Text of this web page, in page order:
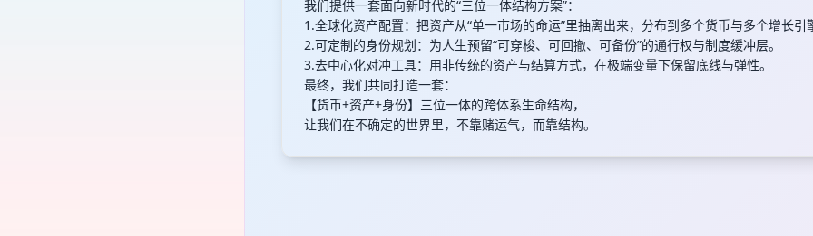
我们提供一套面向新时代的“三位一体结构方案”：
1.全球化资产配置：把资产从“单一市场的命运”里抽离出来，分布到多个货币与多个增长引
2.可定制的身份规划：为人生预留“可穿梭、可回撤、可备份”的通行权与制度缓冲层。
3.去中心化对冲工具：用非传统的资产与结算方式，在极端变量下保留底线与弹性。
最终，我们共同打造一套：
【货币+资产+身份】三位一体的跨体系生命结构，
让我们在不确定的世界里，不靠赌运气，而靠结构。